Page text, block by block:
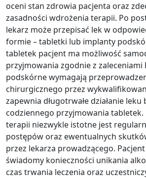
oceni stan zdrowia pacjenta oraz
zasadności wdrożenia terapii. Po
lekarz może przepisać lek w
formie – tabletki lub implanty
tabletek pacjent ma możliwość
przyjmowania zgodnie z
podskórne wymagają
chirurgicznego przez
zapewnia długotrwałe działanie
codziennego przyjmowania tabletek.
terapii niezwykle istotne jest
postępów oraz ewentualnych
przez lekarza prowadzącego.
świadomy konieczności unikania
czas trwania leczenia oraz